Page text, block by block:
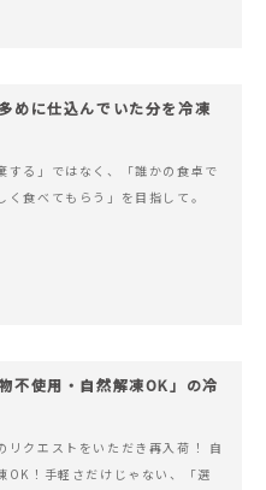
めに仕込んでいた分を冷凍
する」ではなく、「誰かの食卓で
く食べてもらう」を目指して。
不使用・自然解凍OK」の冷
リクエストをいただき再入荷！ 自
OK！手軽さだけじゃない、「選